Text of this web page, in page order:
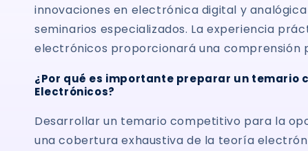
innovaciones en electrónica digital y
seminarios especializados. La experiencia
electrónicos proporcionará una comprensión
¿Por qué es importante preparar un temario
Electrónicos?
Desarrollar un temario competitivo para la
una cobertura exhaustiva de la teoría